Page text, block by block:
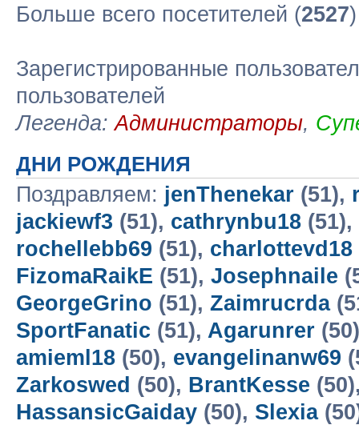
Больше всего посетителей (2527
Зарегистрированные
пользователей
Легенда:Администраторы,
ДНИ РОЖДЕНИЯ
Поздравляем: jenThenekar (51),
jackiewf3 (51), cathrynbu18 (51),
rochellebb69 (51), charlottevd18
FizomaRaikE (51), Josephnaile
GeorgeGrino (51), Zaimrucrda
SportFanatic (51), Agarunrer
amieml18 (50), evangelinanw69
Zarkoswed (50), BrantKesse
HassansicGaiday (50), Slexia